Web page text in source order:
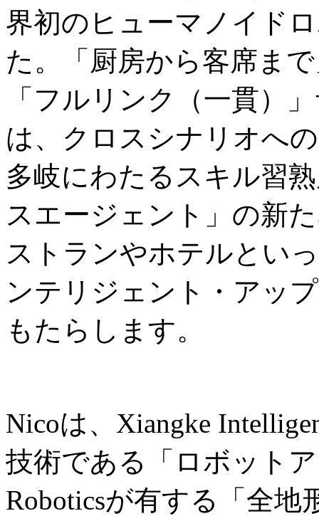
界初のヒューマノイド
た。「厨房から客席ま
「フルリンク（一貫）
は、クロスシナリオへ
多岐にわたるスキル習
スエージェント」の新
ストランやホテルとい
ンテリジェント・アッ
もたらします。
Nicoは、Xiangke
技術である「ロボット
Roboticsが有する「全